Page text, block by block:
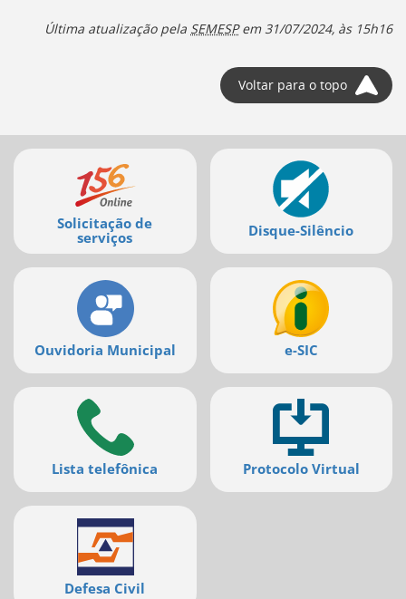
Voltar
para
menu
Última atualização pela SEMESPem 31/07/2024, às 15h16
Voltar para o topo
Mais
serviços
Solicitação de
serviços
Disque-Silêncio
Ouvidoria Municipal e-SIC
Lista telefônica Protocolo Virtual
Defesa Civil